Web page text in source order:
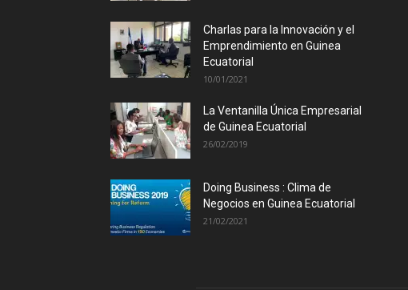
Charlas para la Innovación y el
Emprendimiento en Guinea
Ecuatorial
10/01/2021
La Ventanilla Única Empresarial
de Guinea Ecuatorial
26/02/2019
Doing Business : Clima de
Negocios en Guinea Ecuatorial
21/02/2021